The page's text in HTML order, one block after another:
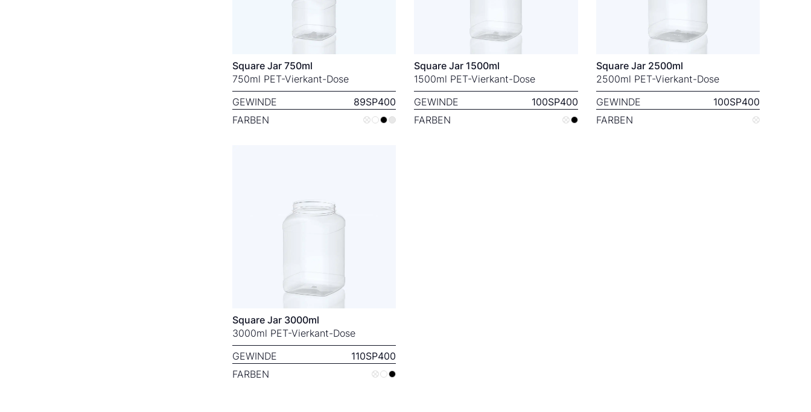
Square Jar 750ml
750ml PET-Vierkant-Dose
GEWINDE
89SP400
FARBEN
Square Jar 1500ml
1500ml PET-Vierkant-Dose
GEWINDE
100SP400
FARBEN
Square Jar 2500ml
2500ml PET-Vierkant-Dose
GEWINDE
100SP400
FARBEN
Square Jar 3000ml
3000ml PET-Vierkant-Dose
GEWINDE
110SP400
FARBEN